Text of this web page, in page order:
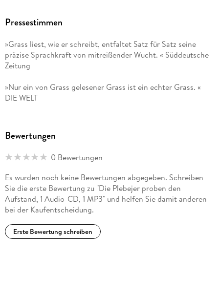
Pressestimmen
»Grass liest, wie er schreibt, entfaltet Satz für Satz seine
präzise Sprachkraft von mitreißender Wucht. « Süddeutsche
Zeitung
»Nur ein von Grass gelesener Grass ist ein echter Grass. «
DIE WELT
Bewertungen
0 Bewertungen
Es wurden noch keine Bewertungen abgegeben. Schreiben
Sie die erste Bewertung zu "Die Plebejer proben den
Aufstand, 1 Audio-CD, 1 MP3" und helfen Sie damit anderen
bei der Kaufentscheidung.
Erste Bewertung schreiben